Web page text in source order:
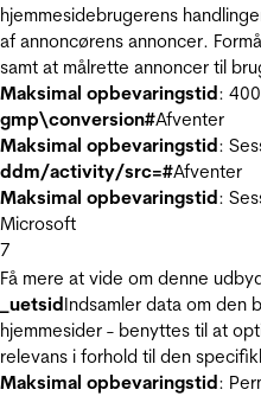
hjemmesidebrugerens
af annoncørens annoncer.
samt at målrette annoncer til
Maksimal opbevaringstid:
gmp\conversion#Afventer
Maksimal opbevaringstid:
ddm/activity/src=#Afventer
Maksimal opbevaringstid:
Microsoft
7
Få mere at vide om denne
_uetsidIndsamler data om
hjemmesider - benyttes til at
relevans i forhold til den
Maksimal opbevaringstid: